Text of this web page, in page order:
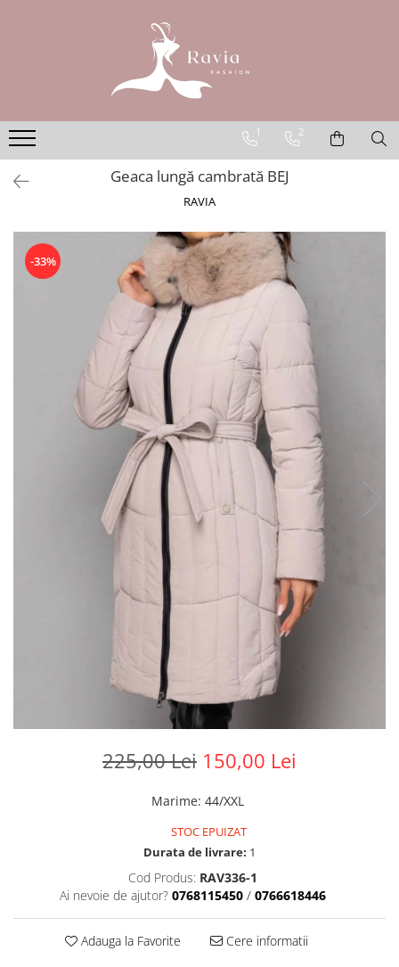
Rochii elegante lungi
Rochii elegante midi
Rochii elegante scurte
Rochii casual
Rochii de nuntă
Rochii de botez
Rochii cu imprimeuri
Rochii elegante cu pene
Rochii mărimi mari
1 2
Geaca lungă cambrată BEJ
RAVIA
-33%
225,00 Lei 150,00 Lei
Marime: 44/XXL
STOC EPUIZAT
Durata de livrare: 1
Cod Produs: RAV336-1
Ai nevoie de ajutor? 0768115450 / 0766618446
Adauga la Favorite Cere informatii